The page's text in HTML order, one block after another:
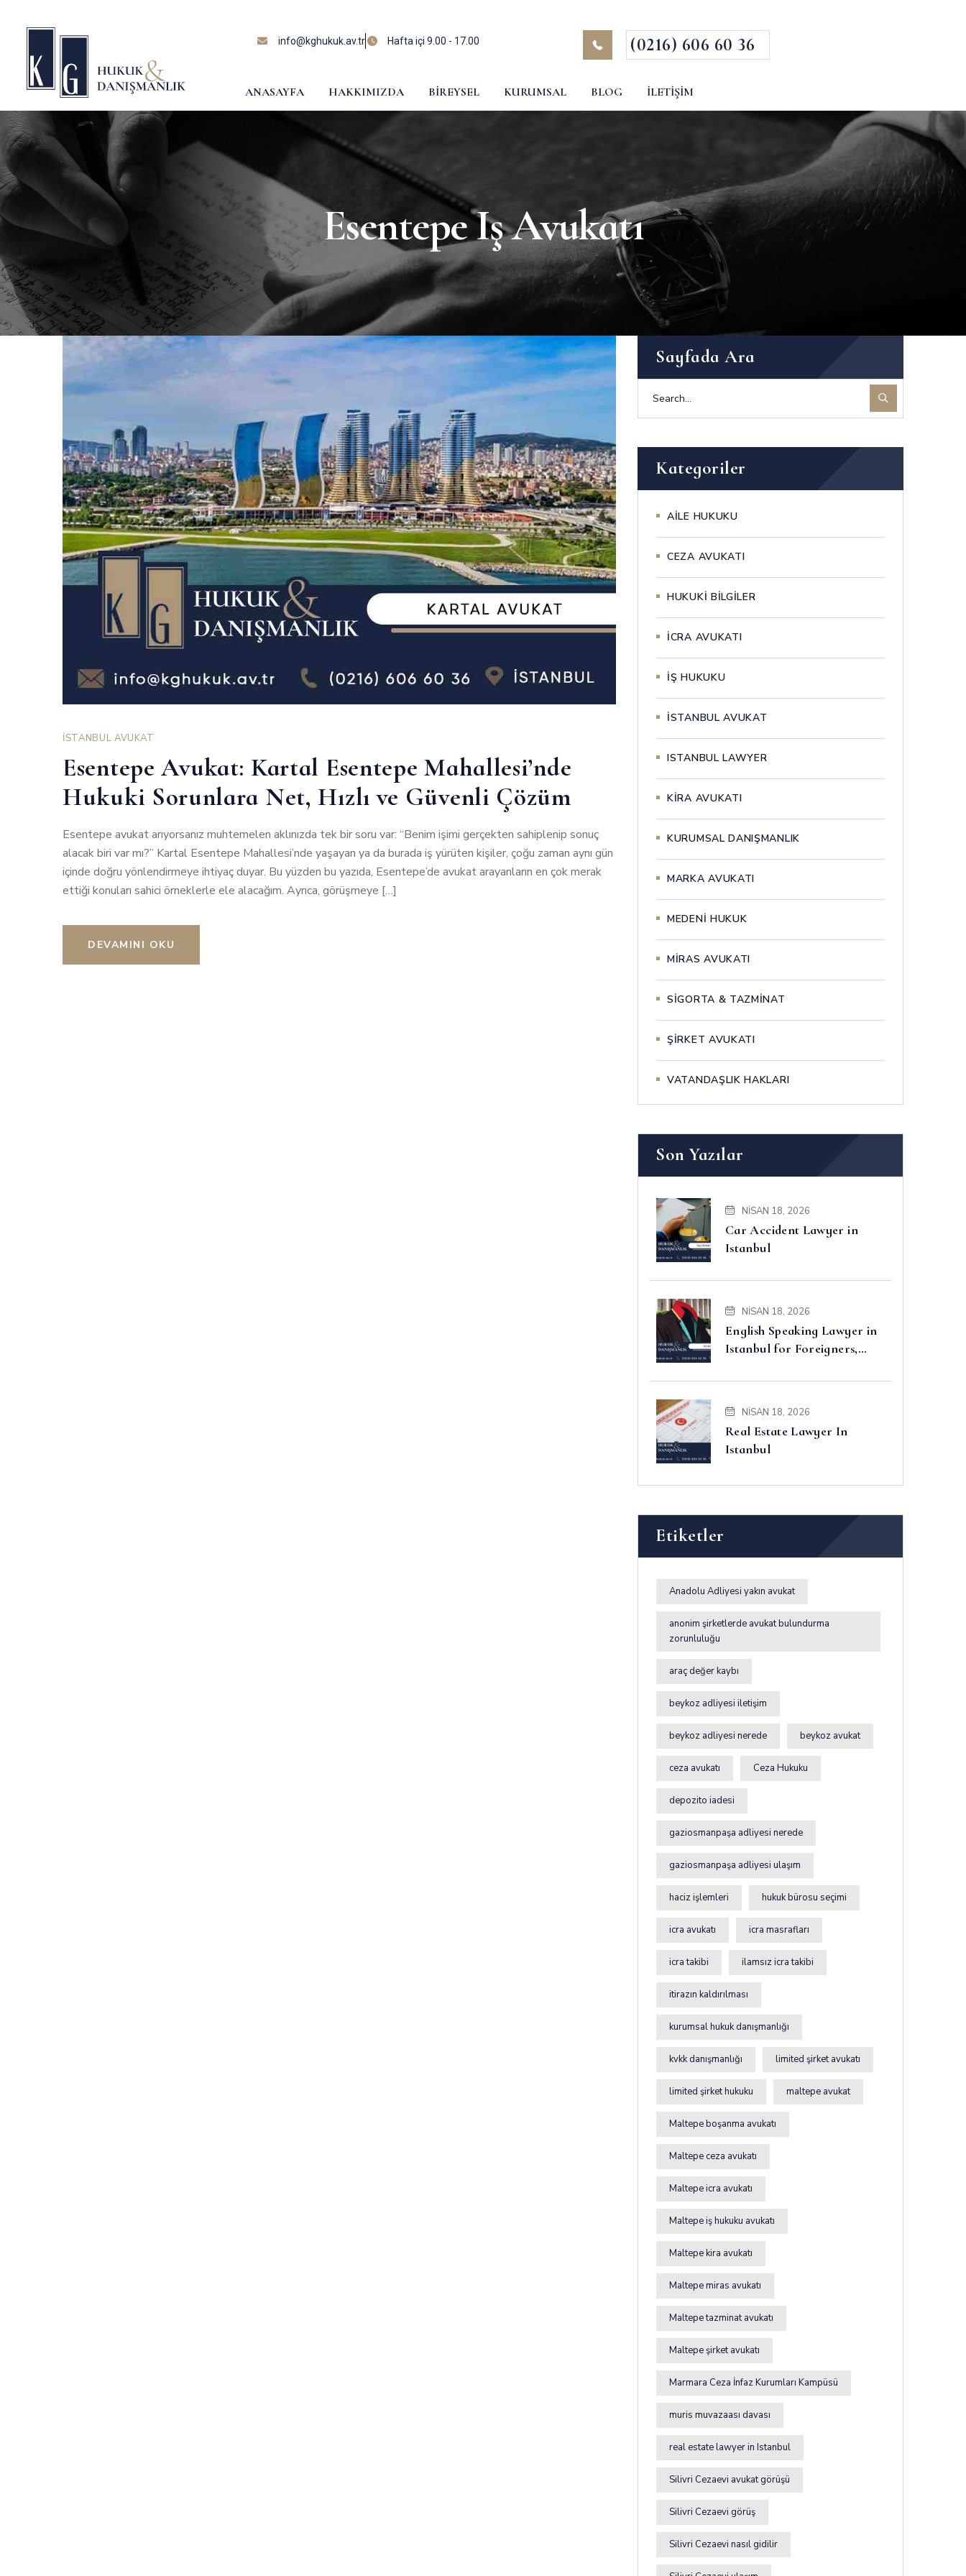
info@kghukuk.av.tr Hafta içi 9.00 - 17.00 (0216) 606 60 36
ANASAYFA HAKKIMIZDA BIREYSEL KURUMSAL BLOG İLETIŞIM
Esentepe Iş Avukatı
İSTANBUL AVUKAT
Esentepe Avukat: Kartal Esentepe Mahallesi’nde
Hukuki Sorunlara Net, Hızlı ve Güvenli Çözüm
Esentepe avukat arıyorsanız muhtemelen aklınızda tek bir soru var: “Benim işimi gerçekten sahiplenip sonuç
alacak biri var mı?” Kartal Esentepe Mahallesi’nde yaşayan ya da burada iş yürüten kişiler, çoğu zaman aynı gün
içinde doğru yönlendirmeye ihtiyaç duyar. Bu yüzden bu yazıda, Esentepe’de avukat arayanların en çok merak
ettiği konuları sahici örneklerle ele alacağım. Ayrıca, görüşmeye […]
DEVAMINI OKU
Sayfada Ara
Kategoriler
AİLE HUKUKU
CEZA AVUKATI
HUKUKİ BİLGİLER
İCRA AVUKATI
İŞ HUKUKU
İSTANBUL AVUKAT
ISTANBUL LAWYER
KİRA AVUKATI
KURUMSAL DANIŞMANLIK
MARKA AVUKATI
MEDENİ HUKUK
MİRAS AVUKATI
SİGORTA & TAZMİNAT
ŞİRKET AVUKATI
VATANDAŞLIK HAKLARI
Son Yazılar
NISAN 18, 2026
Car Accident Lawyer in
Istanbul
NISAN 18, 2026
English Speaking Lawyer in
Istanbul for Foreigners,
Disputes
NISAN 18, 2026
Real Estate Lawyer In
Istanbul
Etiketler
Anadolu Adliyesi yakın avukat
anonim şirketlerde avukat bulundurma
zorunluluğu
araç değer kaybı
beykoz adliyesi iletişim
beykoz adliyesi nerede beykoz avukat
ceza avukatı Ceza Hukuku
depozito iadesi
gaziosmanpaşa adliyesi nerede
gaziosmanpaşa adliyesi ulaşım
haciz işlemleri hukuk bürosu seçimi
icra avukatı icra masrafları
icra takibi ilamsız icra takibi
itirazın kaldırılması
kurumsal hukuk danışmanlığı
kvkk danışmanlığı limited şirket avukatı
limited şirket hukuku maltepe avukat
Maltepe boşanma avukatı
Maltepe ceza avukatı
Maltepe icra avukatı
Maltepe iş hukuku avukatı
Maltepe kira avukatı
Maltepe miras avukatı
Maltepe tazminat avukatı
Maltepe şirket avukatı
Marmara Ceza İnfaz Kurumları Kampüsü
muris muvazaası davası
real estate lawyer in Istanbul
Silivri Cezaevi avukat görüşü
Silivri Cezaevi görüş
Silivri Cezaevi nasıl gidilir